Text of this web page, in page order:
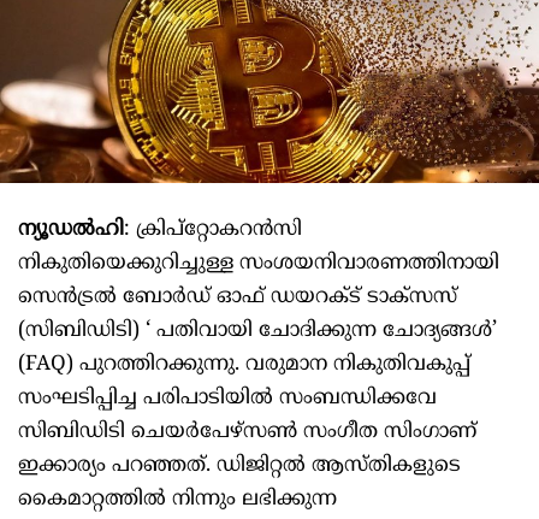
ന്യൂഡല്‍ഹി: ക്രിപ്‌റ്റോകറന്‍സി
നികുതിയെക്കുറിച്ചുള്ള സംശയനിവാരണത്തിനായി
സെന്‍ട്രല്‍ ബോര്‍ഡ് ഓഫ് ഡയറക്ട് ടാക്‌സസ്
(സിബിഡിടി) ‘ പതിവായി ചോദിക്കുന്ന ചോദ്യങ്ങള്‍’
(FAQ) പുറത്തിറക്കുന്നു. വരുമാന നികുതിവകുപ്പ്
സംഘടിപ്പിച്ച പരിപാടിയില്‍ സംബന്ധിക്കവേ
സിബിഡിടി ചെയര്‍പേഴ്‌സണ്‍ സംഗീത സിംഗാണ്
ഇക്കാര്യം പറഞ്ഞത്. ഡിജിറ്റല്‍ ആസ്തികളുടെ
കൈമാറ്റത്തില്‍ നിന്നും ലഭിക്കുന്ന